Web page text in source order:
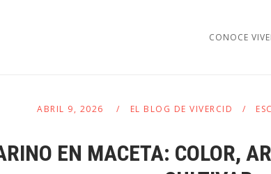
CONOCE
ABRIL 9, 2026 EL BLOG DE VIVERCID
EN MACETA: COLOR,